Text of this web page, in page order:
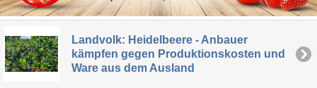
Landvolk: Heidelbeere - Anbauer
kämpfen gegen Produktionskosten und
Ware aus dem Ausland